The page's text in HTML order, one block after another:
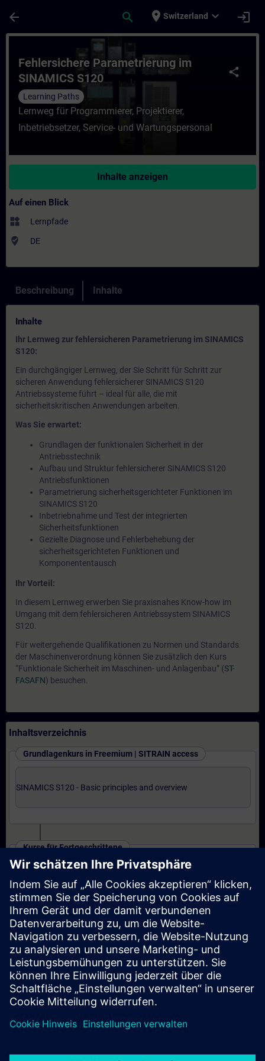
arrow_back search place Switzerland expand_more login
Kurs - Fehlersichere Parametrierung im
share
Fehlersichere Parametrierung im
SINAMICS S120
Learning Paths
Lernweg für Programmierer, Projektierer,
Inbetriebsetzer, Service- und Wartungspersonal
Inhalte anzeigen
Auf einen Blick
widgets Lernpfade
where_to_vote DE
Beschreibung Inhalte
Inhalte
Ihr Lernweg zur fehlersicheren Parametrierung im SINAMICS
S120:
Ein durchgängiger Lernweg, der Sie Schritt für Schritt zur
sicheren Anwendung fehlersicherer SINAMICS S120
Antriebssysteme führt – ideal für alle, die mit
sicherheitskritischen Anwendungen arbeiten.
Was Sie erwartet:
Grundlagen der funktionalen Sicherheit in der
Antriebsstechnik
Aufbau und Struktur fehlersicherer SINAMICS S120
Antriebsfunktionen
Parametrierung sicherheitsgerichteter Funktionen im
SINAMICS S120
Inbetriebnahme und Test der integrierten
Sicherheitsfunktionen
Gezielte Diagnose und Fehlerbehebung der
sicherheitsgerichteten Funktionen und
Komponententausch
Ihr Vorteil:
In diesem Lernweg erwerben Sie praxisnahes Know-how im
Umgang mit dem fehlersicheren Antriebssystem SINAMICS
S120.
Für weitergehende Qualifikationen zu Normen und Standards
der Maschinenverordnung können Sie zusätzlich den Kurs
“Funktionale Sicherheit im Maschinen- und Anlagenbau” (ST-
FASAFN) besuchen.
Inhaltsverzeichnis
Grundlagenkurs in Freemium | SITRAIN access
SINAMICS S120 - Basic principles and overview
Kurse für Fortgeschrittene
Inbetriebnahme in TIA Portal (Präsenz-Training)
Kurse für Experten
SINAMICS S120 - Parametrieren Safety
Integrated (Präsenz-Training)